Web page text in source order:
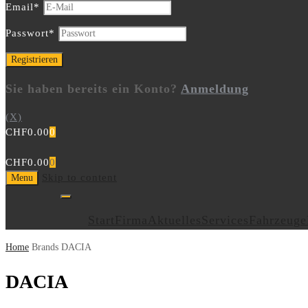
Email*
Passwort*
Sie haben bereits ein Konto? Anmeldung
(X)
CHF0.000
CHF0.000
Menu
Home Brands DACIA
DACIA